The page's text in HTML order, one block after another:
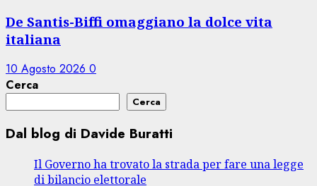
De Santis-Biffi omaggiano la dolce vita
italiana
10 Agosto 2026 0
Cerca
Cerca
Dal blog di Davide Buratti
Il Governo ha trovato la strada per fare una legge
di bilancio elettorale